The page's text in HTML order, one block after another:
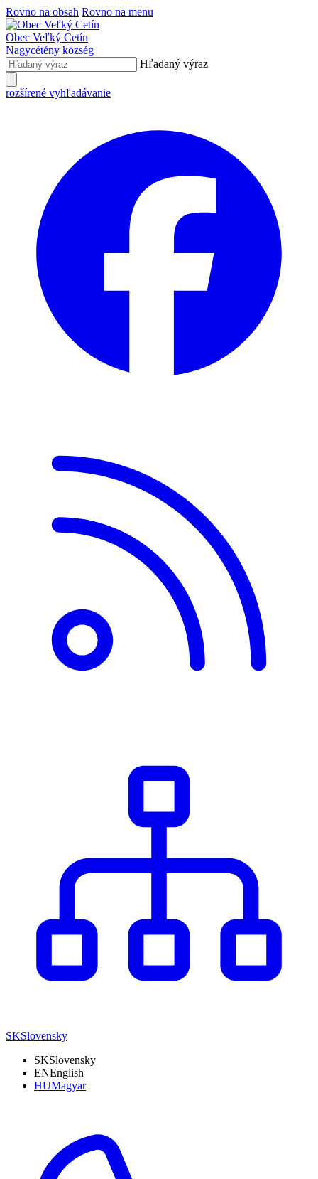
Rovno na obsah Rovno na menu
Obec Veľký Cetín
Nagycétény község
Hľadaný výraz
rozšírené vyhľadávanie
SKSlovensky
SKSlovensky
ENEnglish
HUMagyar